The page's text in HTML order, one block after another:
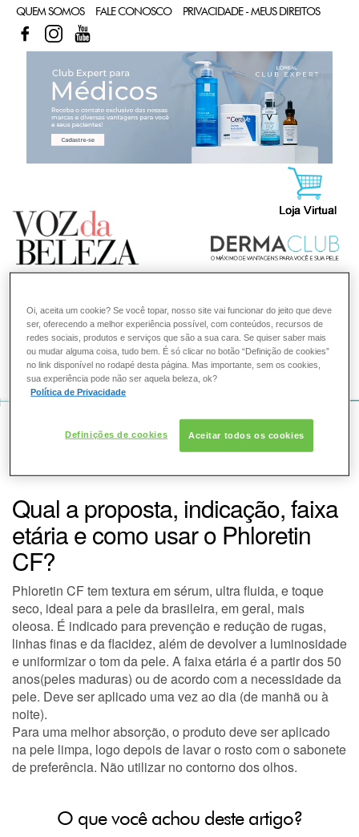
QUEM SOMOS FALE CONOSCO PRIVACIDADE - MEUS DIREITOS
FACEBOOKINSTAGRAM
COMO POSSO AJUDAR? DÚVIDAS SOBRE:
PELE
CONSULTORIA DE PRODUTOS SKINCEUTICALS
SKINCEUTICALS
Qual a proposta, indicação, faixa
etária e como usar o Phloretin
CF?
Phloretin CF tem textura em sérum, ultra fluida, e toque
seco, ideal para a pele da brasileira, em geral, mais
oleosa. É indicado para prevenção e redução de rugas,
linhas finas e da flacidez, além de devolver a luminosidade
e uniformizar o tom da pele. A faixa etária é a partir dos 50
anos(peles maduras) ou de acordo com a necessidade da
pele. Deve ser aplicado uma vez ao dia (de manhã ou à
noite).
Para uma melhor absorção, o produto deve ser aplicado
na pele limpa, logo depois de lavar o rosto com o sabonete
de preferência. Não utilizar no contorno dos olhos.
O que você achou deste artigo?
Oi, aceita um cookie? Se você topar, nosso site vai funcionar do jeito que deve
ser, oferecendo a melhor experiência possível, com conteúdos, recursos de
redes sociais, produtos e serviços que são a sua cara. Se quiser saber mais
ou mudar alguma coisa, tudo bem. É só clicar no botão “Definição de cookies”
no link disponível no rodapé desta página. Mas importante, sem os cookies,
sua experiência pode não ser aquela beleza, ok?
Política de Privacidade
Definições de cookies Aceitar todos os cookies